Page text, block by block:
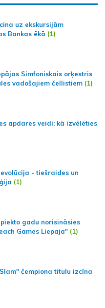
uz ekskursijām
Bankas ēkā (1)
Simfoniskais orķestris
vadošajiem čellistiem (1)
apdares veidi: kā izvēlēties
- tiešraides un
(1)
gadu norisināsies
Games Liepaja" (1)
čempiona titulu izcīna